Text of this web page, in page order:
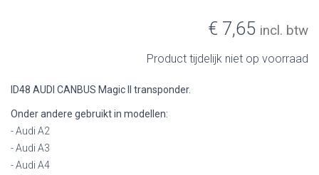
€ 7,65 incl. btw
Product tijdelijk niet op voorraad
ID48 AUDI CANBUS Magic II transponder.
Onder andere gebruikt in modellen:
- Audi A2
- Audi A3
- Audi A4